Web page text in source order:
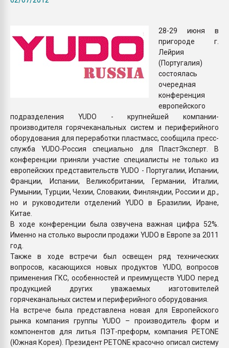
ПЕРЕЙТИ НА
28-29 июня в
пригороде г.
Лейрия
(Португалия)
состоялась
очередная
конференция
европейского
подразделения YUDO - крупнейшей компании-
производителя горячеканальных систем и периферийного
оборудования для переработки пластмасс, сообщила пресс-
служба YUDO-Россия специально для ПластЭксперт. В
конференции приняли участие специалисты не только из
европейских представительств YUDO - Португалии, Испании,
Франции, Испании, Великобритании, Германии, Италии,
Румынии, Турции, Чехии, Словакии, Финляндии, России и др.,
но и руководители отделений YUDO в Бразилии, Иране,
Китае.
В ходе конференции была озвучена важная цифра 52%.
Именно на столько выросли продажи YUDO в Европе за 2011
год.
Также в ходе встречи был освещен ряд технических
вопросов, касающихся новых продуктов YUDO, вопросов
применения ГКС, особенностей и преимуществ YUDO перед
продукцией других уважаемых изготовителей
горячеканальных систем и периферийного оборудования.
На встрече была представлена новая для Европейского
рынка компания группы YUDO – производитель форм и
компонентов для литья ПЭТ-преформ, компания PETONE
(Южная Корея). Президент PETONE красочно описал систему